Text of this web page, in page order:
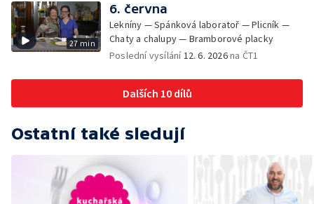
27 min
6. června
Lekníny — Spánková laboratoř — Plicník —
Chaty a chalupy — Bramborové placky
Poslední vysílání 12. 6. 2026na ČT1
Dalších 10 dílů
Ostatní také sledují